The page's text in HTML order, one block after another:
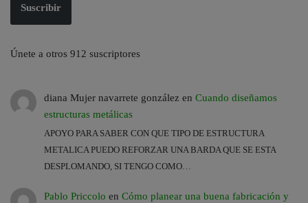
Suscribir
Únete a otros 912 suscriptores
diana Mujer navarrete gonzález en Cuando diseñamos
estructuras metálicas
APOYO PARA SABER CON QUE TIPO DE ESTRUCTURA
METALICA PUEDO REFORZAR UNA BARDA QUE SE ESTA
DESPLOMANDO, SI TENGO COMO…
Pablo Priccolo en Cómo planear una buena fabricación y